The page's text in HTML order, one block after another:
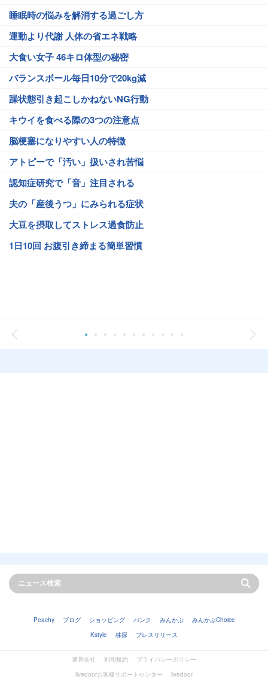
睡眠時の悩みを解消する過ごし方
運動より代謝 人体の省エネ戦略
大食い女子 46キロ体型の秘密
バランスボール毎日10分で20kg減
躁状態引き起こしかねないNG行動
キウイを食べる際の3つの注意点
脳梗塞になりやすい人の特徴
アトピーで「汚い」扱いされ苦悩
認知症研究で「音」注目される
夫の「産後うつ」にみられる症状
大豆を摂取してストレス過食防止
1日10回 お腹引き締まる簡単習慣
Peachy ブログ ショッピング バンク みんかぶ
みんかぶChoice
Kstyle
株探 プレスリリース
運営会社 利用規約
プライバシーポリシー
livedoorお客様サポートセンター
livedoor